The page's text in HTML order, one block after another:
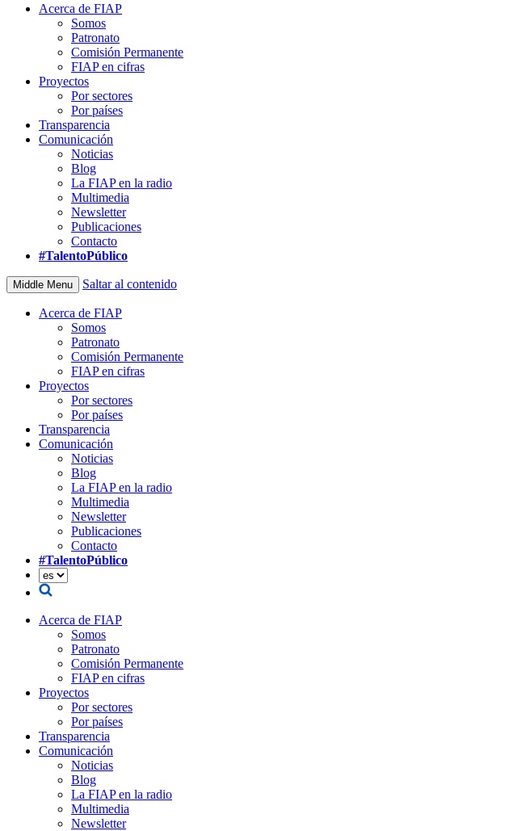
Acerca de FIAP
Somos
Patronato
Comisión Permanente
FIAP en cifras
Proyectos
Por sectores
Por países
Transparencia
Comunicación
Noticias
Blog
La FIAP en la radio
Multimedia
Newsletter
Publicaciones
Contacto
#TalentoPúblico
Middle Menu Saltar al contenido
Acerca de FIAP
Somos
Patronato
Comisión Permanente
FIAP en cifras
Proyectos
Por sectores
Por países
Transparencia
Comunicación
Noticias
Blog
La FIAP en la radio
Multimedia
Newsletter
Publicaciones
Contacto
#TalentoPúblico
Acerca de FIAP
Somos
Patronato
Comisión Permanente
FIAP en cifras
Proyectos
Por sectores
Por países
Transparencia
Comunicación
Noticias
Blog
La FIAP en la radio
Multimedia
Newsletter